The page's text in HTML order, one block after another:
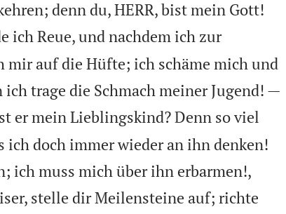
denn du, HERR, bist mein Gott!
ich Reue, und nachdem ich zur
mir auf die Hüfte; ich schäme mich und
trage die Schmach meiner Jugend! —
er mein Lieblingskind? Denn so viel
ich doch immer wieder an ihn denken!
ich muss mich über ihn erbarmen!,
stelle dir Meilensteine auf; richte